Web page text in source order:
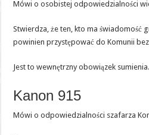
Mówi o osobistej odpowiedzialności
Stwierdza, że ten, kto ma świadomość
powinien przystępować do Komunii
Jest to wewnętrzny obowiązek sumienia.
Kanon 915
Mówi o odpowiedzialności szafarza